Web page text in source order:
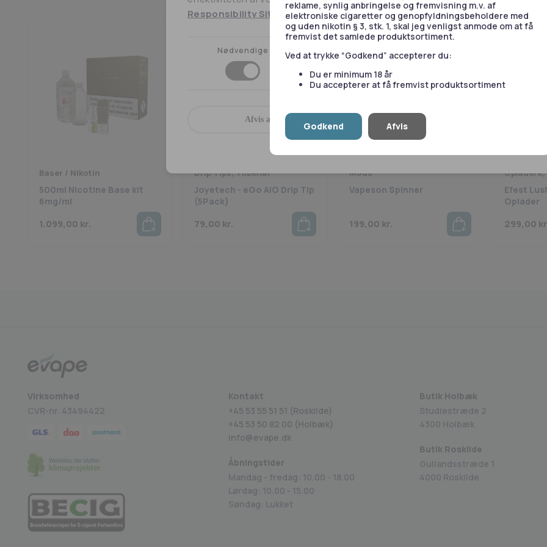
reklame, synlig anbringelse og fremvisning m.v. af
elektroniske cigaretter og genopfyldningsbeholdere med
og uden nikotin § 3, stk. 1, skal jeg venligst anmode om at få
fremvist det samlede produktsortiment.
Ved at trykke “Godkend” accepterer du:
Du er minimum 18 år
Du accepterer at få fremvist produktsortiment
Godkend Afvis
Baser / Nikotin
500ml Nicotine Base kit
6mg/ml
1.099,00 kr.
Drip Tips, Tilbehør
Joyetech - eGo AIO Drip Tip
(5Pack)
79,00 kr.
Mods
Vapeson Spinner
199,00 kr.
Efest
Oplader
299,00
Virksomhed
CVR-nr. 43494422
Kontakt
+45 53 55 51 51 (Roskilde)
+45 53 50 82 00 (Holbæk)
info@evape.dk
Åbningstider
Mandag - fredag: 10.00 - 18.00
Lørdag: 10.00 - 15.00
Søndag: Lukket
Butik Holbæk
Studiestræde 2
4300 Holbæk
Butik Roskilde
Gullandsstræde 1
4000 Roskilde
Responsibility Site
Nødvendige Statistik
Tillad valgte
Afvis alle